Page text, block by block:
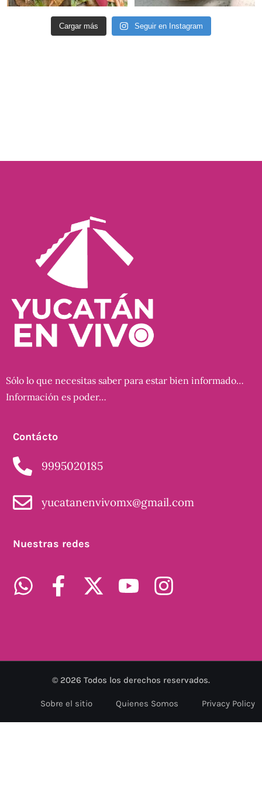
Cargar más Seguir en Instagram
Sólo lo que necesitas saber para estar bien informado…
Información es poder…
Contácto
9995020185
yucatanenvivomx@gmail.com
Nuestras redes
© 2026 Todos los derechos reservados.
Sobre el sitio Quienes Somos Privacy Policy